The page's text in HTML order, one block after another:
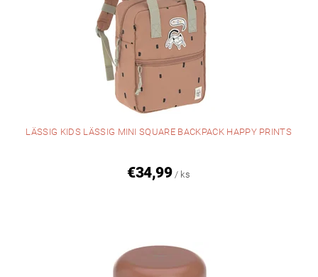
LÄSSIG KIDS LÄSSIG MINI SQUARE BACKPACK HAPPY PRINTS
€34,99 / ks